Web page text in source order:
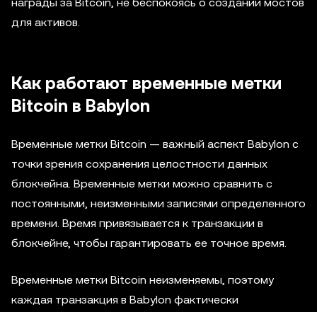
для активов.
Как работают временные метки
Bitcoin в Babylon
Временные метки Bitcoin — важный аспект Babylon с
точки зрения сохранения целостности данных
блокчейна. Временные метки можно сравнить с
постоянными, неизменными записями определенного
времени. Время привязывается к транзакции в
блокчейне, чтобы гарантировать ее точное время.
Временные метки Bitcoin неизменяемы, поэтому
каждая транзакция в Babylon фактически